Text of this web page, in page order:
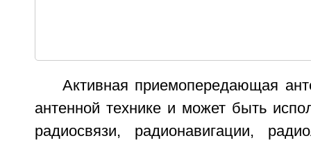
Активная приемопередающая
антенной технике и может быть
радиосвязи, радионавигации,